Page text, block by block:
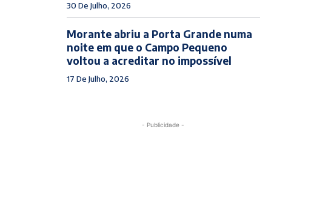
30 De Julho, 2026
Morante abriu a Porta Grande numa
noite em que o Campo Pequeno
voltou a acreditar no impossível
17 De Julho, 2026
- Publicidade -